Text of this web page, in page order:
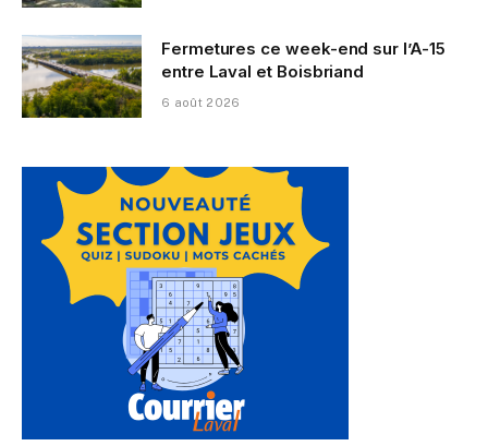
Fermetures ce week-end sur l’A-15
entre Laval et Boisbriand
6 août 2026